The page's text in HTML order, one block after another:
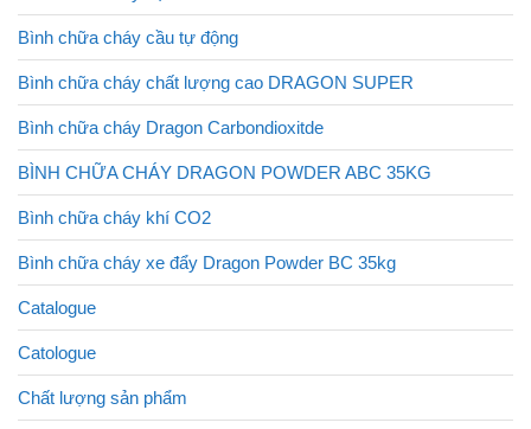
Bình chữa cháy cầu tự động
Bình chữa cháy chất lượng cao DRAGON SUPER
Bình chữa cháy Dragon Carbondioxitde
BÌNH CHỮA CHÁY DRAGON POWDER ABC 35KG
Bình chữa cháy khí CO2
Bình chữa cháy xe đẩy Dragon Powder BC 35kg
Catalogue
Catologue
Chất lượng sản phẩm